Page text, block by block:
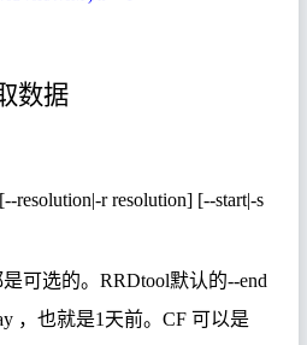
数据
resolution|-r resolution] [--start|-s
可选的。 RRDtool默认的--end
， 也就是1 天前。 CF 可以是